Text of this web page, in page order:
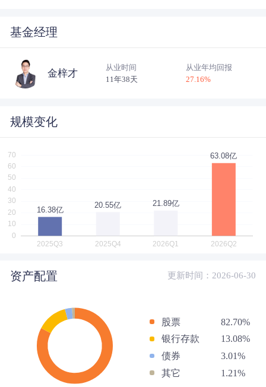
基金经理
金梓才
从业时间
11年38天
从业年均回报
27.16%
规模变化
资产配置 更新时间：2026-06-30
股票
82.70%
银行存款
13.08%
债券
3.01%
其它
1.21%